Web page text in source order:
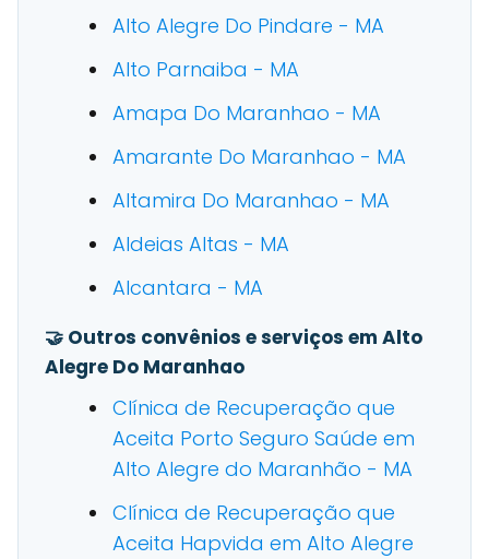
Alto Alegre Do Pindare - MA
Alto Parnaiba - MA
Amapa Do Maranhao - MA
Amarante Do Maranhao - MA
Altamira Do Maranhao - MA
Aldeias Altas - MA
Alcantara - MA
🤝 Outros convênios e serviços em Alto
Alegre Do Maranhao
Clínica de Recuperação que
Aceita Porto Seguro Saúde em
Alto Alegre do Maranhão - MA
Clínica de Recuperação que
Aceita Hapvida em Alto Alegre